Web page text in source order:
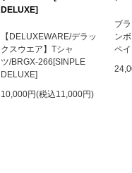
DELUXE]
【DELUXEWARE/デラッ
クスウエア】Tシャ
ツ/BRGX-266[SINPLE
DELUXE]
10,000円(税込11,000円)
ブ
ン
ペ